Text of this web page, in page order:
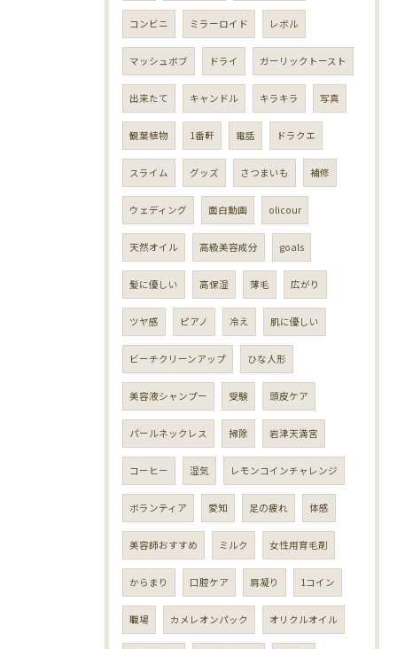
コンビニ ミラーロイド レボル
マッシュボブ ドライ ガーリックトースト
出来たて キャンドル キラキラ 写真
観葉植物 1番軒 電話 ドラクエ
スライム グッズ さつまいも 補修
ウェディング 面白動画 olicour
天然オイル 高級美容成分 goals
髪に優しい 高保湿 薄毛 広がり
ツヤ感 ピアノ 冷え 肌に優しい
ビーチクリーンアップ ひな人形
美容液シャンプー 受験 頭皮ケア
パールネックレス 掃除 岩津天満宮
コーヒー 湿気 レモンコインチャレンジ
ボランティア 愛知 足の疲れ 体感
美容師おすすめ ミルク 女性用育毛剤
からまり 口腔ケア 肩凝り 1コイン
職場 カメレオンパック オリクルオイル